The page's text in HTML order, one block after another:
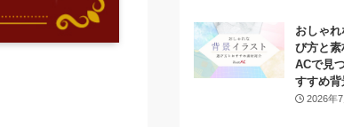
おしゃ
び方と素
ACで見
すすめ背
2026年